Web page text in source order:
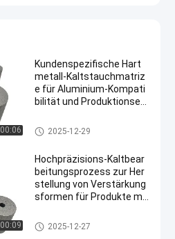
00:06
Kundenspezifische Hart
metall-Kaltstauchmatriz
e für Aluminium-Kompati
bilität und Produktionseffi
mit einem Gehalt an Kohlenwa
sserstoffen von mehr als 85 G
2025-12-29
00:09
Hochpräzisions-Kaltbear
beitungsprozess zur Her
stellung von Verstärkung
sformen für Produkte mit
mit einem Gehalt an Kohlenwa
sserstoffen von mehr als 85 G
2025-12-27